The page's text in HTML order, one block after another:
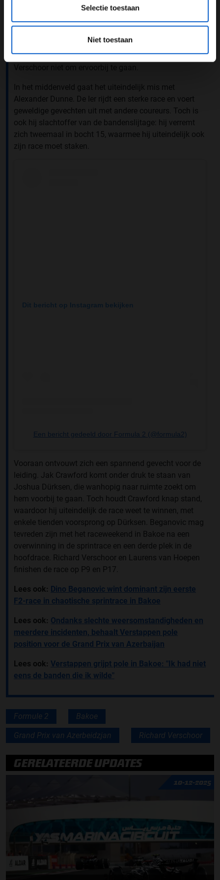
Selectie toestaan
Niet toestaan
hun kans om plekken te winnen. Gabriele Mini zakt
door zijn banden heen en verliest de tweede positie aan
met Rafael Villagomez: de Van Amersfoort-rijders is te
langzaam, maar in de krappe straten van Bakoe lukt het
Verschoor niet om ervoorbij te gaan.
In het middenveld gaat het uiteindelijk mis met
Alexander Dunne. De Ier rijdt een sterke race en voert
geweldige gevechten uit met andere coureurs. Toch is
ook hij slachtoffer van de bandenslijtage: hij verremt
zich tweemaal in bocht 15, waarmee hij uiteindelijk ook
zijn race moet staken.
Dit bericht op Instagram bekijken
Een bericht gedeeld door Formula 2 (@formula2)
Vooraan ontvouwt zich een spannend gevecht voor de
leiding. Jak Crawford komt onder druk te staan van
Joshua Dürksen, die wanhopig naar ruimte zoekt om
hem voorbij te gaan. Toch houdt Crawford knap stand,
waardoor hij uiteindelijk de race weet te winnen, met
enkele tienden voorsprong op Dürksen. Beganovic mag
tevreden zijn met het raceweekend in Bakoe na een
overwinning in de sprintrace en een derde plek in de
hoofdrace. Richard Verschoor en Laurens van Hoepen
finishen de race op P9 en P17.
Lees ook: Dino Beganovic wint dominant zijn eerste
F2-race in chaotische sprintrace in Bakoe
Lees ook: Ondanks slechte weersomstandigheden en
meerdere incidenten, behaalt Verstappen pole
position voor de Grand Prix van Azerbaijan
Lees ook: Verstappen grijpt pole in Bakoe: "Ik had niet
eens de banden die ik wilde"
Formule 2 Bakoe
Grand Prix van Azerbeidzjan Richard Verschoor
GERELATEERDE UPDATES
10-12-2025